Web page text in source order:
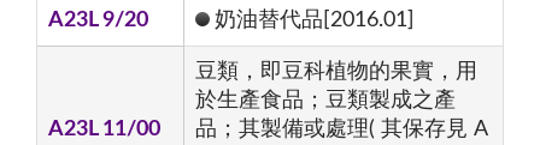
A23L 9/20 奶油替代品[2016.01]
A23L 11/00
豆類，即豆科植物的果實，用
於生產食品；豆類製成之產
品；其製備或處理( 其保存見 A